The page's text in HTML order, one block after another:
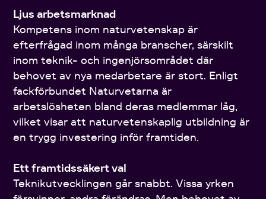
Ljus arbetsmarknad
Kompetens inom naturvetenskap är
efterfrågad inom många branscher, särskilt
inom teknik- och ingenjörsområdet där
behovet av nya medarbetare är stort. Enligt
fackförbundet Naturvetarna är
arbetslösheten bland deras medlemmar låg,
vilket visar att naturvetenskaplig utbildning är
en trygg investering inför framtiden.
Ett framtidssäkert val
Teknikutvecklingen går snabbt. Vissa yrken